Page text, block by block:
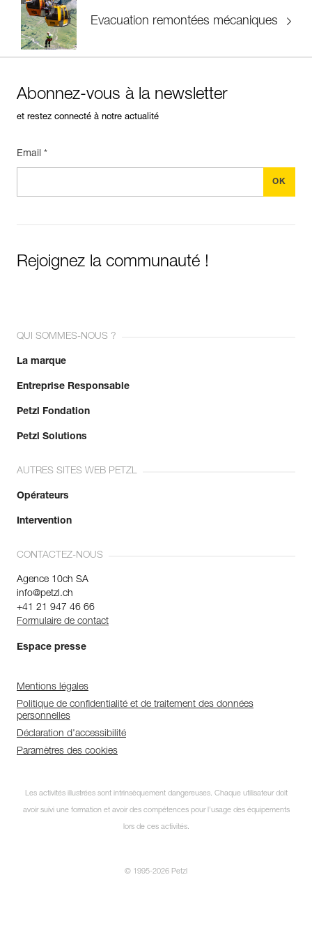
Evacuation remontées mécaniques
Abonnez-vous à la newsletter
et restez connecté à notre actualité
Email *
Rejoignez la communauté !
QUI SOMMES-NOUS ?
La marque
Entreprise Responsable
Petzl Fondation
Petzl Solutions
AUTRES SITES WEB PETZL
Opérateurs
Intervention
CONTACTEZ-NOUS
Agence 10ch SA
info@petzl.ch
+41 21 947 46 66
Formulaire de contact
Espace presse
Mentions légales
Politique de confidentialité et de traitement des données
personnelles
Déclaration d'accessibilité
Paramètres des cookies
Les activités illustrées sont intrinsèquement dangereuses. Chaque utilisateur doit
avoir suivi une formation et avoir des compétences pour l’usage des équipements
lors de ces activités.
© 1995-2026 Petzl